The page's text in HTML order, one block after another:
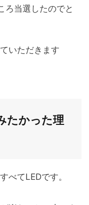
ろ当選したのでと
いただきます
たかった理
べてLEDです。